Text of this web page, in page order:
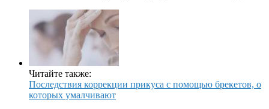
Читайте также:
Последствия коррекции прикуса с помощью брекетов, о
которых умалчивают